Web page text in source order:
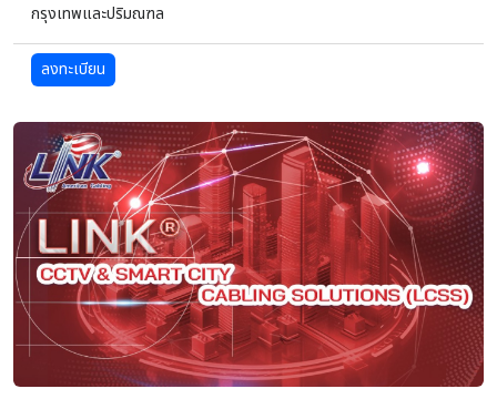
กรุงเทพและปริมณฑล
ลงทะเบียน